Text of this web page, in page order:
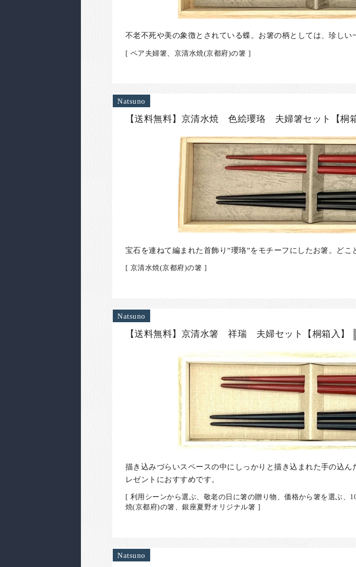
不老不死や美の象徴とされている蝶。お箸の柄としては、珍しい
[ ペア夫婦箸、京清水焼(京都府)の箸 ]
Natsuno
【送料無料】京清水焼 色絵瓔珞 夫婦箸セット【桐箱
宝石を連ねて編まれた首飾り”瓔珞”をモチーフにしたお箸。どこ
[ 京清水焼(京都府)の箸 ]
Natsuno
【送料無料】京清水箸 祥瑞 夫婦セット【桐箱入】
描き込みづらいスペースの中にしっかりと描き込まれた手の込
レゼントにおすすめです。
[ 利用シーンから選ぶ、敬老の日に箸の贈り物、価格から箸を選ぶ、
焼(京都府)の箸、銀座夏野オリジナル箸 ]
Natsuno